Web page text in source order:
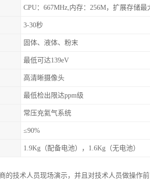
3-30秒
固体、液体、粉末
最低可达139eV
高清晰摄像头
最低检出限达ppm级
常压充氦气系统
≤90%
1.9Kg（配备电池），1.6Kg（无电池）
的技术人员现场演示，并且对技术人员做操作前